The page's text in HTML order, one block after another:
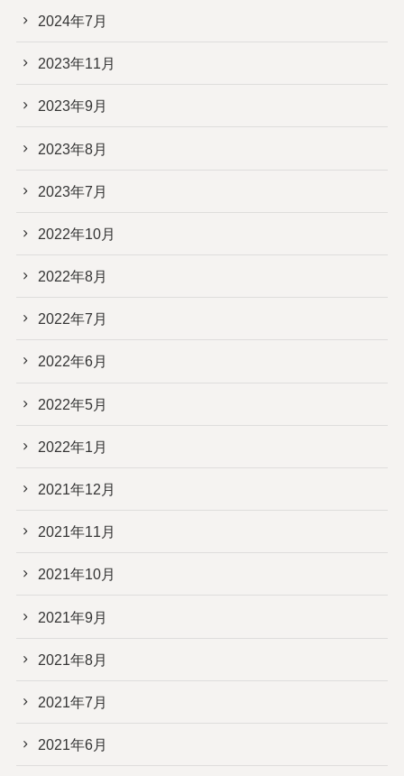
2024年7月
2023年11月
2023年9月
2023年8月
2023年7月
2022年10月
2022年8月
2022年7月
2022年6月
2022年5月
2022年1月
2021年12月
2021年11月
2021年10月
2021年9月
2021年8月
2021年7月
2021年6月